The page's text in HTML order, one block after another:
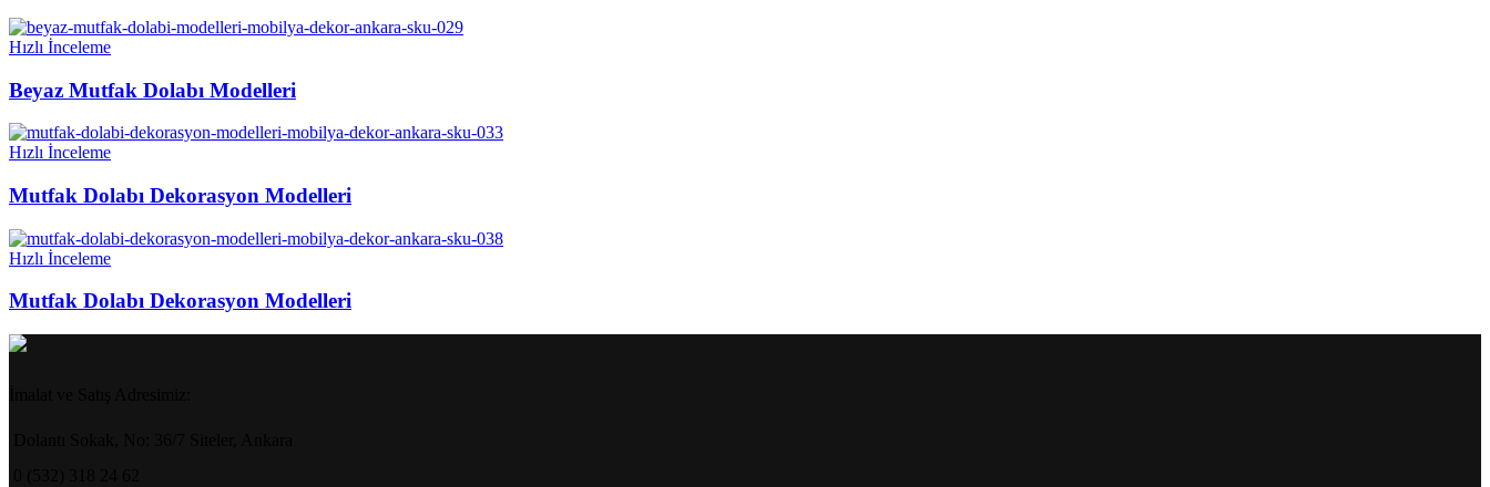
Hızlı İnceleme
Beyaz Mutfak Dolabı Modelleri
Hızlı İnceleme
Mutfak Dolabı Dekorasyon Modelleri
Hızlı İnceleme
Mutfak Dolabı Dekorasyon Modelleri